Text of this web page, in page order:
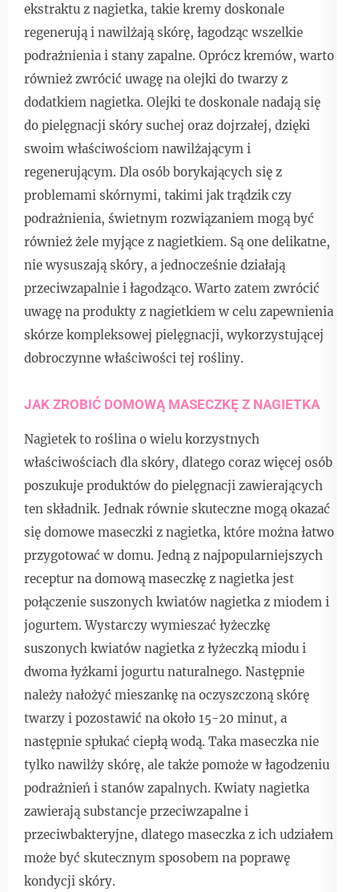
ekstraktu z nagietka, takie kremy doskonale
regenerują i nawilżają skórę, łagodząc wszelkie
podrażnienia i stany zapalne. Oprócz kremów, warto
również zwrócić uwagę na olejki do twarzy z
dodatkiem nagietka. Olejki te doskonale nadają się
do pielęgnacji skóry suchej oraz dojrzałej, dzięki
swoim właściwościom nawilżającym i
regenerującym. Dla osób borykających się z
problemami skórnymi, takimi jak trądzik czy
podrażnienia, świetnym rozwiązaniem mogą być
również żele myjące z nagietkiem. Są one delikatne,
nie wysuszają skóry, a jednocześnie działają
przeciwzapalnie i łagodząco. Warto zatem zwrócić
uwagę na produkty z nagietkiem w celu zapewnienia
skórze kompleksowej pielęgnacji, wykorzystującej
dobroczynne właściwości tej rośliny.
JAK ZROBIĆ DOMOWĄ MASECZKĘ Z NAGIETKA
Nagietek to roślina o wielu korzystnych
właściwościach dla skóry, dlatego coraz więcej osób
poszukuje produktów do pielęgnacji zawierających
ten składnik. Jednak równie skuteczne mogą okazać
się domowe maseczki z nagietka, które można łatwo
przygotować w domu. Jedną z najpopularniejszych
receptur na domową maseczkę z nagietka jest
połączenie suszonych kwiatów nagietka z miodem i
jogurtem. Wystarczy wymieszać łyżeczkę
suszonych kwiatów nagietka z łyżeczką miodu i
dwoma łyżkami jogurtu naturalnego. Następnie
należy nałożyć mieszankę na oczyszczoną skórę
twarzy i pozostawić na około 15-20 minut, a
następnie spłukać ciepłą wodą. Taka maseczka nie
tylko nawilży skórę, ale także pomoże w łagodzeniu
podrażnień i stanów zapalnych. Kwiaty nagietka
zawierają substancje przeciwzapalne i
przeciwbakteryjne, dlatego maseczka z ich udziałem
może być skutecznym sposobem na poprawę
kondycji skóry.